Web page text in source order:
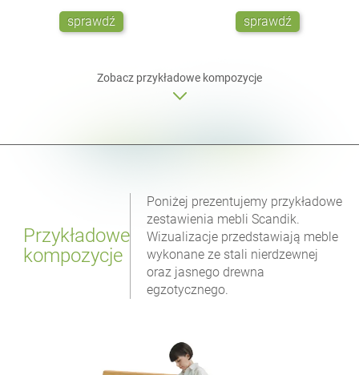
sprawdź sprawdź
Zobacz przykładowe kompozycje
Przykładowe
kompozycje
Poniżej prezentujemy przykładowe
zestawienia mebli Scandik.
Wizualizacje przedstawiają meble
wykonane ze stali nierdzewnej
oraz jasnego drewna
egzotycznego.